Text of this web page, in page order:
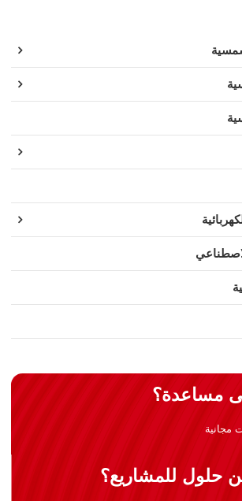
مساعدة؟
مجانية
حلول للمشاريع؟